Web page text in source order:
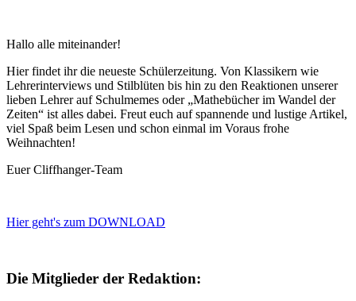
Hallo alle miteinander!
Hier findet ihr die neueste Schülerzeitung. Von Klassikern wie
Lehrerinterviews und Stilblüten bis hin zu den Reaktionen unserer
lieben Lehrer auf Schulmemes oder „Mathebücher im Wandel der
Zeiten“ ist alles dabei. Freut euch auf spannende und lustige Artikel,
viel Spaß beim Lesen und schon einmal im Voraus frohe
Weihnachten!
Euer Cliffhanger-Team
Hier geht's zum DOWNLOAD
Die Mitglieder der Redaktion: